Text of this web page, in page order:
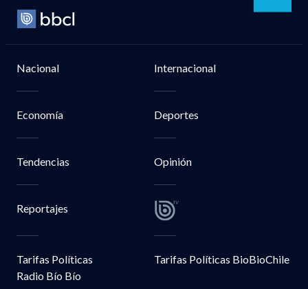
Nacional Internacional
Economía Deportes
Tendencias Opinión
Reportajes
Tarifas Políticas
Radio Bío Bío
Tarifas Políticas BioBioChile